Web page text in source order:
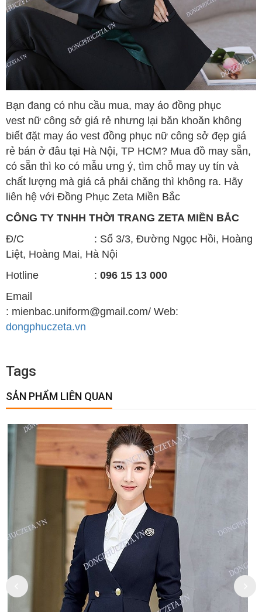
Bạn đang có nhu cầu mua, may áo đồng phục
vest nữ công sở giá rẻ nhưng lại băn khoăn không
biết đặt may áo vest đồng phục nữ công sở đẹp giá
rẻ bán ở đâu tại Hà Nội, TP HCM? Mua đồ may sẵn,
có sẵn thì ko có mẫu ưng ý, tìm chỗ may uy tín và
chất lượng mà giá cả phải chăng thì không ra. Hãy
liên hệ với Đồng Phục Zeta Miền Bắc
CÔNG TY TNHH THỜI TRANG ZETA MIỀN BẮC
Đ/C : Số 3/3, Đường Ngọc Hồi, Hoàng
Liệt, Hoàng Mai, Hà Nội
Hotline : 096 15 13 000
Email
: mienbac.uniform@gmail.com/ Web:
dongphuczeta.vn
Tags
SẢN PHẨM LIÊN QUAN